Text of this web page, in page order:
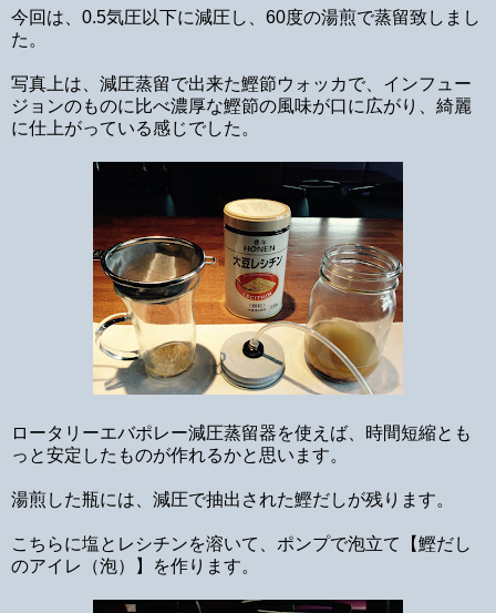
今回は、0.5気圧以下に減圧し、60度の湯煎で蒸留致しまし
た。
写真上は、減圧蒸留で出来た鰹節ウォッカで、インフュー
ジョンのものに比べ濃厚な鰹節の風味が口に広がり、綺麗
に仕上がっている感じでした。
ロータリーエバポレー減圧蒸留器を使えば、時間短縮とも
っと安定したものが作れるかと思います。
湯煎した瓶には、減圧で抽出された鰹だしが残ります。
こちらに塩とレシチンを溶いて、ポンプで泡立て【鰹だし
のアイレ（泡）】を作ります。